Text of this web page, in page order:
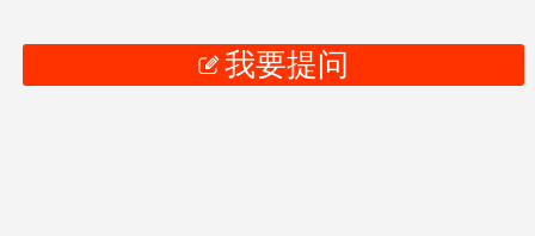
我要提问